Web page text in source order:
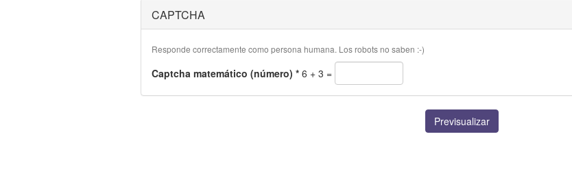
CAPTCHA
Responde correctamente como persona humana. Los robots no saben :-)
Captcha matemático (número) *6 + 3 =
Previsualizar